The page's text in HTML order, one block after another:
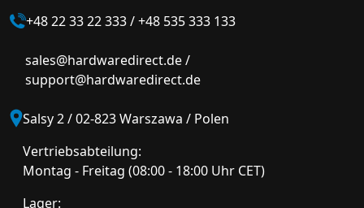
+48 22 33 22 333/+48 535 333 133
sales@hardwaredirect.de/
support@hardwaredirect.de
Salsy 2 / 02-823 Warszawa / Polen
Vertriebsabteilung:
Montag - Freitag (08:00 - 18:00 Uhr CET)
Lager: